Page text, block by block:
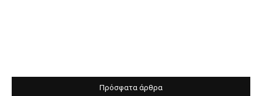
Πρόσφατα άρθρα